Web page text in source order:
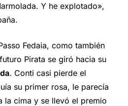
Y he explotado»,
Fedaia, como también
Pirata se giró hacia su
. Conti casi pierde el
su primer rosa, le parecía
la cima y se llevó el premio